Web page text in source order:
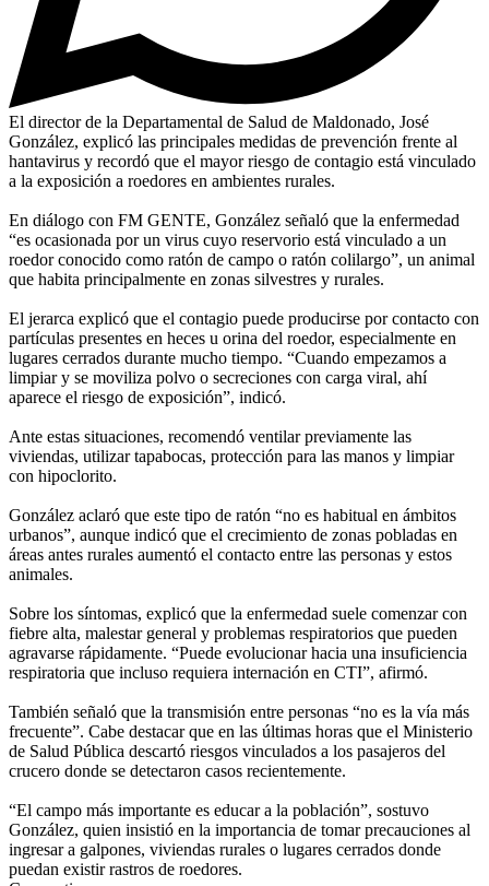
El director de la Departamental de Salud de Maldonado, José
González, explicó las principales medidas de prevención frente al
hantavirus y recordó que el mayor riesgo de contagio está vinculado
a la exposición a roedores en ambientes rurales.
En diálogo con FM GENTE, González señaló que la enfermedad
“es ocasionada por un virus cuyo reservorio está vinculado a un
roedor conocido como ratón de campo o ratón colilargo”, un animal
que habita principalmente en zonas silvestres y rurales.
El jerarca explicó que el contagio puede producirse por contacto con
partículas presentes en heces u orina del roedor, especialmente en
lugares cerrados durante mucho tiempo. “Cuando empezamos a
limpiar y se moviliza polvo o secreciones con carga viral, ahí
aparece el riesgo de exposición”, indicó.
Ante estas situaciones, recomendó ventilar previamente las
viviendas, utilizar tapabocas, protección para las manos y limpiar
con hipoclorito.
González aclaró que este tipo de ratón “no es habitual en ámbitos
urbanos”, aunque indicó que el crecimiento de zonas pobladas en
áreas antes rurales aumentó el contacto entre las personas y estos
animales.
Sobre los síntomas, explicó que la enfermedad suele comenzar con
fiebre alta, malestar general y problemas respiratorios que pueden
agravarse rápidamente. “Puede evolucionar hacia una insuficiencia
respiratoria que incluso requiera internación en CTI”, afirmó.
También señaló que la transmisión entre personas “no es la vía más
frecuente”. Cabe destacar que en las últimas horas que el Ministerio
de Salud Pública descartó riesgos vinculados a los pasajeros del
crucero donde se detectaron casos recientemente.
“El campo más importante es educar a la población”, sostuvo
González, quien insistió en la importancia de tomar precauciones al
ingresar a galpones, viviendas rurales o lugares cerrados donde
puedan existir rastros de roedores.